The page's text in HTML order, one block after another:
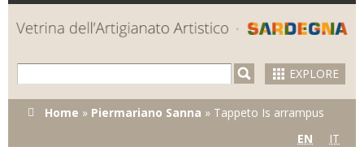
Skip to
main
content
EXPLORE
You are here
Home » Piermariano Sanna » Tappeto Is arrampus
EN
IT